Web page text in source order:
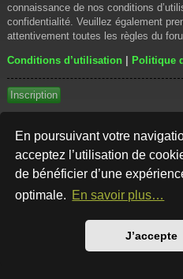
En poursuivant votre
acceptez l’utilisation de
de bénéficier d’une
optimale. En savoir plus…
J’accepte
connaissance de nos conditions
confidentialité. Veuillez également
attentivement toutes les règles du
Conditions d’utilisation | Politique
Inscription
Accueil du forum
Développé parphpBB®
Style par
Traduction française